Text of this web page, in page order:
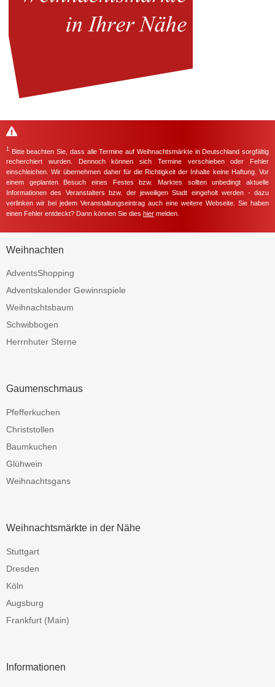
1
Bitte beachten Sie, dass alle Termine auf Weihnachtsmärkte in Deutschland sorgfältig
recherchiert wurden. Dennoch können sich Termine verschieben oder Fehler
einschleichen. Wir übernehmen daher für die Richtigkeit der Inhalte keine Haftung. Vor
einem geplanten Besuch eines Festes bzw. Marktes sollten unbedingt aktuelle
Informationen des Veranstalters bzw. der jeweiligen Stadt eingeholt werden - dazu
verlinken wir bei jedem Veranstaltungseintrag auch eine weitere Webseite. Sie haben
einen Fehler entdeckt? Dann können Sie dies hier melden.
Weihnachten
AdventsShopping
Adventskalender Gewinnspiele
Weihnachtsbaum
Schwibbogen
Herrnhuter Sterne
Gaumenschmaus
Pfefferkuchen
Christstollen
Baumkuchen
Glühwein
Weihnachtsgans
Weihnachtsmärkte in der Nähe
Stuttgart
Dresden
Köln
Augsburg
Frankfurt (Main)
Informationen